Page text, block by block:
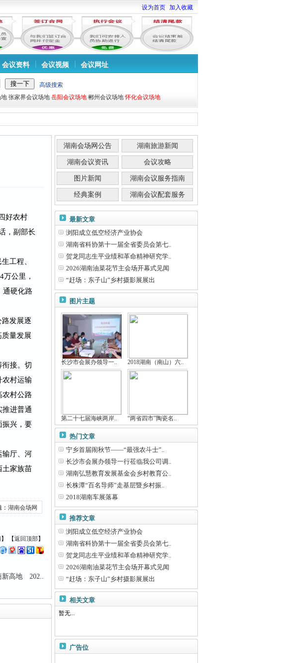
设为首页 加入收藏
会议资料 会议视频 会议网址
高级搜索
张家界会议场地 岳阳会议场地 郴州会议场地 怀化会议场地
好农村
，副部长
工程、
公里，
通硬化路
发展逐
量发展
接。切
农村运输
农村公路
进普通
振兴，要
厅、河
土家族苗
湖南会场网
】 【返回顶部】
新高地 202..
湖南会场网公告 湖南旅游新闻
湖南会议资讯 会议攻略
图片新闻 湖南会议服务指南
经典案例 湖南会议配套服务
最新文章
浏阳成立低空经济产业协会
湖南省科协第十一届全省委员会第七..
贺龙同志生平业绩和革命精神研究学..
2026湖南油菜花节主会场开幕式见闻
“赶场：东子山”乡村摄影展展出
图片主题
长沙市会展办领导一.. 2018湖南（南山）六..
第二十七届海峡两岸.. “两省四市”陶瓷名..
热门文章
宁乡首届闹秋节——“最强农斗士”..
长沙市会展办领导一行莅临我公司调..
湖南弘慧教育发展基金会乡村教育公..
长株潭“百名导师”走基层暨乡村振..
2018湖南车展落幕
推荐文章
浏阳成立低空经济产业协会
湖南省科协第十一届全省委员会第七..
贺龙同志生平业绩和革命精神研究学..
2026湖南油菜花节主会场开幕式见闻
“赶场：东子山”乡村摄影展展出
相关文章
暂无...
广告位